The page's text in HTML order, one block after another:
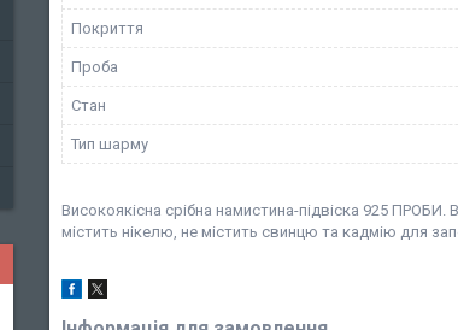
Покриття
Проба
Стан
Тип шарму
Високоякісна срібна намистина-підвіска 925 ПРОБИ.
містить нікелю, не містить свинцю та кадмію для